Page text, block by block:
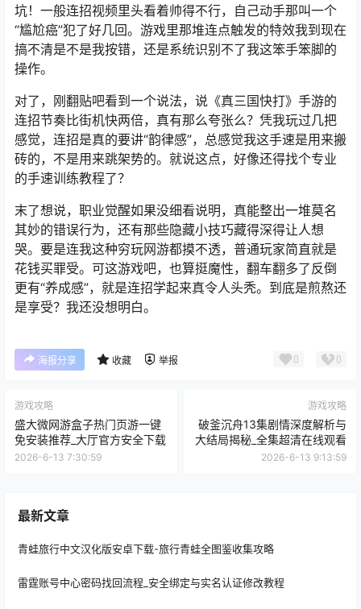
坑！一般连招视频里头看着帅得不行，自己动手那叫一个
“尴尬癌”犯了好几回。游戏里那堆连点触发的特效我到现在
搞不清是不是我按错，还是系统识别不了我这笨手笨脚的
操作。
对了，刚翻贴吧看到一个说法，说《真三国快打》手游的
连招节奏比街机快两倍，真有那么夸张么？凭我玩过几把
感觉，连招是真的要讲“韵律感”，总感觉我这手速是用来搬
砖的，不是用来跳架势的。就说这点，好像还得找个专业
的手速训练教程了？
末了想说，职业觉醒如果没细看说明，真能整出一堆莫名
其妙的错误行为，还有那些隐藏小技巧藏得深得让人想
哭。要是连我这种穷玩网游都摸不透，普通玩家简直就是
花钱买罪受。可这游戏吧，也算挺魔性，翻车翻多了反倒
更有“养成感”，就是连招学起来真令人头秃。到底是煎熬还
是享受？我还没想明白。
海报分享 收藏 举报 0 0
游戏攻略
盛大微网游盒子热门页游一键
免安装推荐_大厅官方安全下载
2026-6-13 7:30:59
游戏攻略
破釜沉舟13集剧情深度解析与
大结局揭秘_全集超清在线观看
2026-6-13 9:13:59
最新文章
青蛙旅行中文汉化版安卓下载-旅行青蛙全图鉴收集攻略
雷霆账号中心密码找回流程_安全绑定与实名认证修改教程